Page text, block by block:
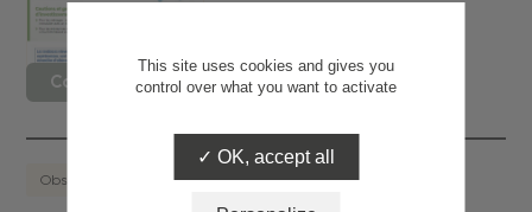
Consulter le document
Observatoire des signaux faibles
This site uses cookies and gives you
control over what you want to activate
OK, accept all